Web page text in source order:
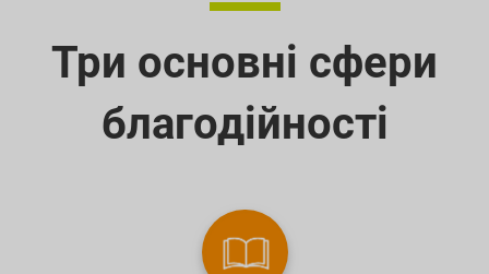
Три основні сфери
благодійності